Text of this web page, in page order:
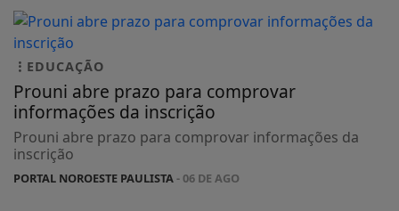
EDUCAÇÃO
Prouni abre prazo para comprovar
informações da inscrição
Prouni abre prazo para comprovar informações da
inscrição
PORTAL NOROESTE PAULISTA- 06 DE AGO